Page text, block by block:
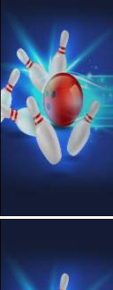
Mariehamns Idrottsgård
Mariestads Bowlingcenter
Nordmanna Bowling
Nässjö Bowling Center
OLearys Luleå
PS Väsby Bowling (Upplands Väsby)
Sollentuna Bowlinghall AB (Stockholm)
Strike & Co (Göteborg)